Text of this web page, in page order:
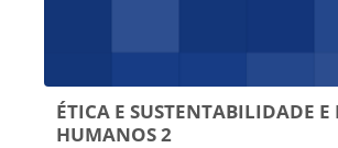
ÉTICA E SUSTENTABILIDADE E
HUMANOS 2